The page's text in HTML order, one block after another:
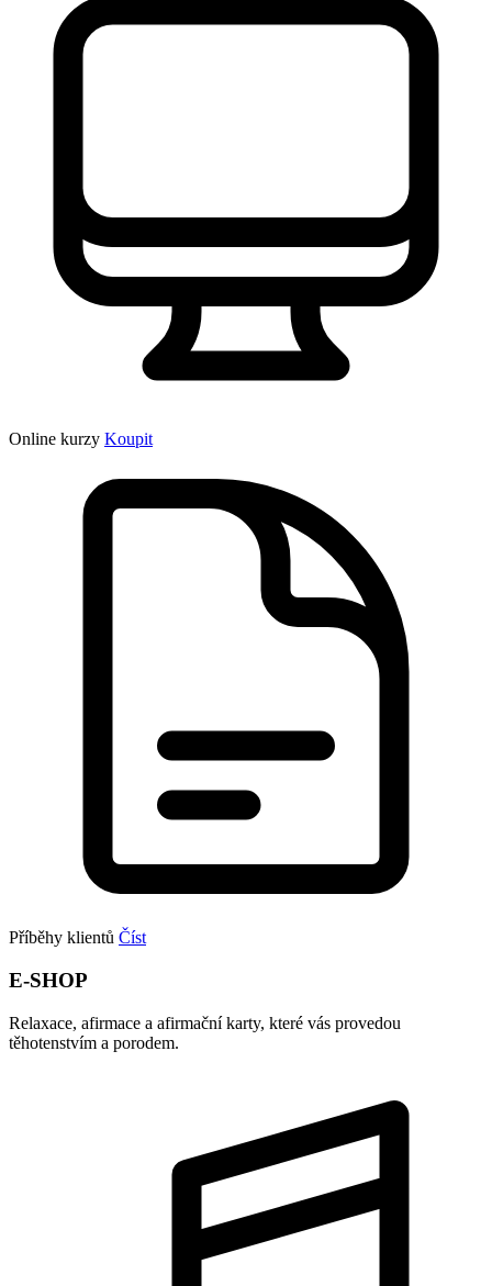
Online kurzy Koupit
Příběhy klientů Číst
E-SHOP
Relaxace, afirmace a afirmační karty, které vás provedou
těhotenstvím a porodem.